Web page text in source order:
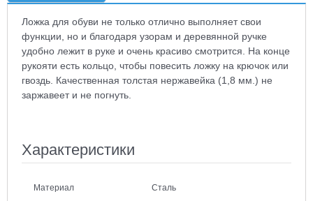
Ложка для обуви не только отлично выполняет свои
функции, но и благодаря узорам и деревянной ручке
удобно лежит в руке и очень красиво смотрится. На конце
рукояти есть кольцо, чтобы повесить ложку на крючок или
гвоздь. Качественная толстая нержавейка (1,8 мм.) не
заржавеет и не погнуть.
Характеристики
Материал Сталь